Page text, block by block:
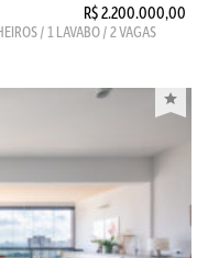
R$ 2.200.000,00
/ 1 LAVABO / 2 VAGAS